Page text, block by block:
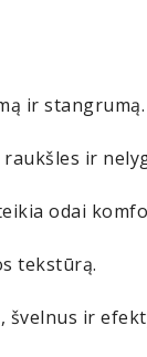
ir stangrumą.
ir
odai
tekstūrą.
ir